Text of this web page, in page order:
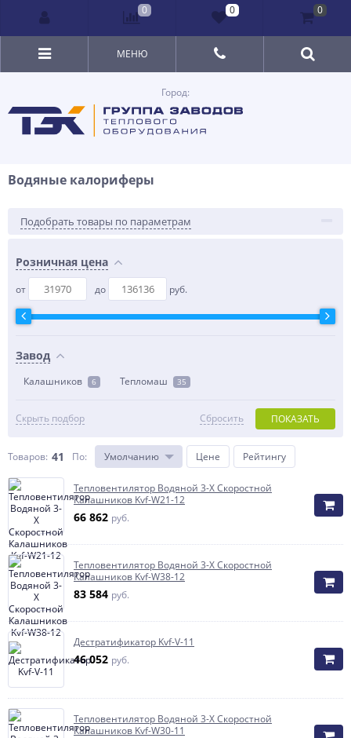
Город:
МЕНЮ
Водяные калориферы
Подобрать товары по параметрам
Розничная цена
от до руб.
Завод
Калашников 6 Тепломаш 35
Скрыть подбор ПОКАЗАТЬ
Сбросить
Товаров: 41 По: Умолчанию Цене Рейтингу
Тепловентилятор Водяной 3-Х Скоростной
Калашников Kvf-W21-12
66 862 руб.
Тепловентилятор Водяной 3-Х Скоростной
Калашников Kvf-W38-12
83 584 руб.
Дестратификатор Kvf-V-11
46 052 руб.
Тепловентилятор Водяной 3-Х Скоростной
Калашников Kvf-W30-11
0 0 0